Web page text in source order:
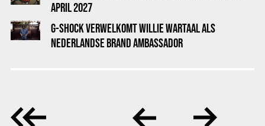
APRIL 2027
G-SHOCK VERWELKOMT WILLIE WARTAAL ALS
NEDERLANDSE BRAND AMBASSADOR